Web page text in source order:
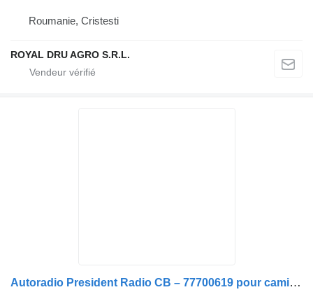
Roumanie, Cristesti
ROYAL DRU AGRO S.R.L.
Autoradio President Radio CB – 77700619 pour camion Scania Harry III